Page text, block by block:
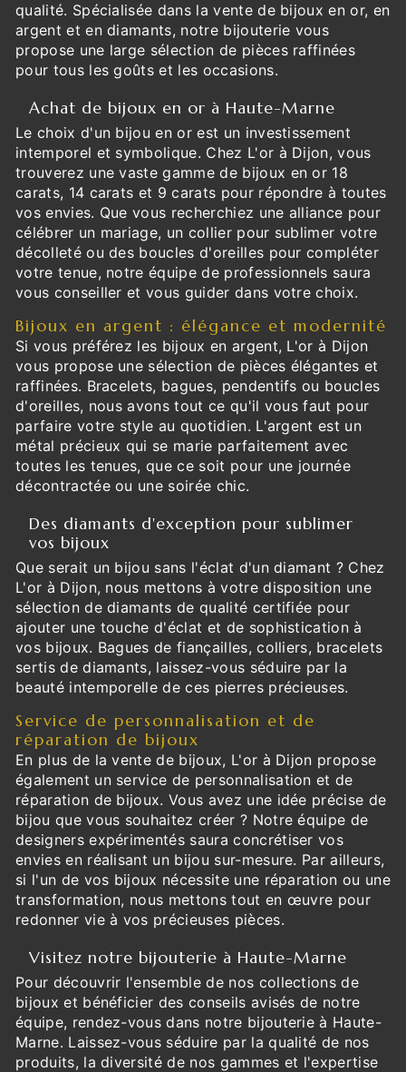
qualité. Spécialisée dans la vente de bijoux en or, en
argent et en diamants, notre bijouterie vous
propose une large sélection de pièces raffinées
pour tous les goûts et les occasions.
Achat de bijoux en or à Haute-Marne
Le choix d'un bijou en or est un investissement
intemporel et symbolique. Chez L'or à Dijon, vous
trouverez une vaste gamme de bijoux en or 18
carats, 14 carats et 9 carats pour répondre à toutes
vos envies. Que vous recherchiez une alliance pour
célébrer un mariage, un collier pour sublimer votre
décolleté ou des boucles d'oreilles pour compléter
votre tenue, notre équipe de professionnels saura
vous conseiller et vous guider dans votre choix.
Bijoux en argent : élégance et modernité
Si vous préférez les bijoux en argent, L'or à Dijon
vous propose une sélection de pièces élégantes et
raffinées. Bracelets, bagues, pendentifs ou boucles
d'oreilles, nous avons tout ce qu'il vous faut pour
parfaire votre style au quotidien. L'argent est un
métal précieux qui se marie parfaitement avec
toutes les tenues, que ce soit pour une journée
décontractée ou une soirée chic.
Des diamants d'exception pour sublimer
vos bijoux
Que serait un bijou sans l'éclat d'un diamant ? Chez
L'or à Dijon, nous mettons à votre disposition une
sélection de diamants de qualité certifiée pour
ajouter une touche d'éclat et de sophistication à
vos bijoux. Bagues de fiançailles, colliers, bracelets
sertis de diamants, laissez-vous séduire par la
beauté intemporelle de ces pierres précieuses.
Service de personnalisation et de
réparation de bijoux
En plus de la vente de bijoux, L'or à Dijon propose
également un service de personnalisation et de
réparation de bijoux. Vous avez une idée précise de
bijou que vous souhaitez créer ? Notre équipe de
designers expérimentés saura concrétiser vos
envies en réalisant un bijou sur-mesure. Par ailleurs,
si l'un de vos bijoux nécessite une réparation ou une
transformation, nous mettons tout en œuvre pour
redonner vie à vos précieuses pièces.
Visitez notre bijouterie à Haute-Marne
Pour découvrir l'ensemble de nos collections de
bijoux et bénéficier des conseils avisés de notre
équipe, rendez-vous dans notre bijouterie à Haute-
Marne. Laissez-vous séduire par la qualité de nos
produits, la diversité de nos gammes et l'expertise